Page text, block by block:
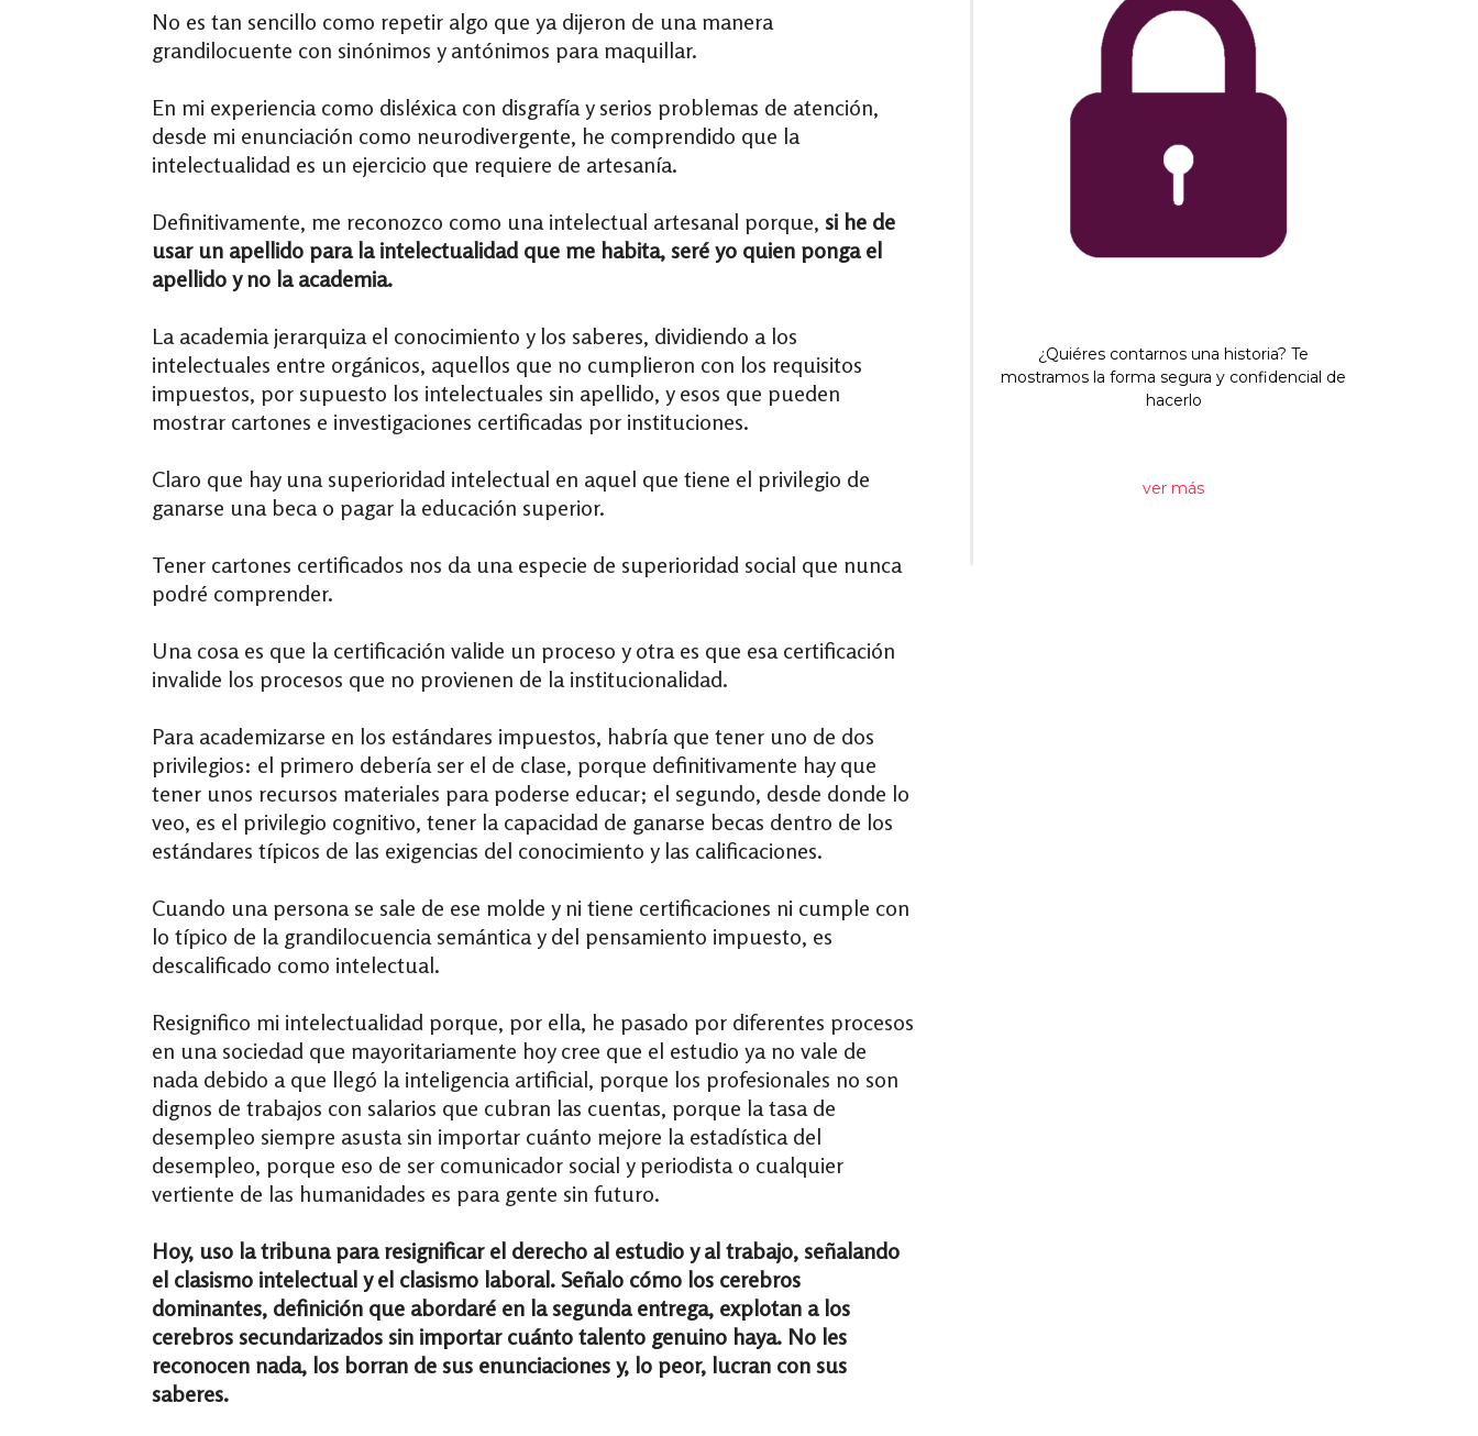
No es tan sencillo como repetir algo que ya dijeron de una manera
grandilocuente con sinónimos y antónimos para maquillar.
En mi experiencia como disléxica con disgrafía y serios problemas de atención,
desde mi enunciación como neurodivergente, he comprendido que la
intelectualidad es un ejercicio que requiere de artesanía.
Definitivamente, me reconozco como una intelectual artesanal porque, si he de
usar un apellido para la intelectualidad que me habita, seré yo quien ponga el
apellido y no la academia.
La academia jerarquiza el conocimiento y los saberes, dividiendo a los
intelectuales entre orgánicos, aquellos que no cumplieron con los requisitos
impuestos, por supuesto los intelectuales sin apellido, y esos que pueden
mostrar cartones e investigaciones certificadas por instituciones.
Claro que hay una superioridad intelectual en aquel que tiene el privilegio de
ganarse una beca o pagar la educación superior.
Tener cartones certificados nos da una especie de superioridad social que nunca
podré comprender.
Una cosa es que la certificación valide un proceso y otra es que esa certificación
invalide los procesos que no provienen de la institucionalidad.
Para academizarse en los estándares impuestos, habría que tener uno de dos
privilegios: el primero debería ser el de clase, porque definitivamente hay que
tener unos recursos materiales para poderse educar; el segundo, desde donde lo
veo, es el privilegio cognitivo, tener la capacidad de ganarse becas dentro de los
estándares típicos de las exigencias del conocimiento y las calificaciones.
Cuando una persona se sale de ese molde y ni tiene certificaciones ni cumple con
lo típico de la grandilocuencia semántica y del pensamiento impuesto, es
descalificado como intelectual.
Resignifico mi intelectualidad porque, por ella, he pasado por diferentes procesos
en una sociedad que mayoritariamente hoy cree que el estudio ya no vale de
nada debido a que llegó la inteligencia artificial, porque los profesionales no son
dignos de trabajos con salarios que cubran las cuentas, porque la tasa de
desempleo siempre asusta sin importar cuánto mejore la estadística del
desempleo, porque eso de ser comunicador social y periodista o cualquier
vertiente de las humanidades es para gente sin futuro.
Hoy, uso la tribuna para resignificar el derecho al estudio y al trabajo, señalando
el clasismo intelectual y el clasismo laboral. Señalo cómo los cerebros
dominantes, definición que abordaré en la segunda entrega, explotan a los
cerebros secundarizados sin importar cuánto talento genuino haya. No les
reconocen nada, los borran de sus enunciaciones y, lo peor, lucran con sus
saberes.
¿Quiéres contarnos una historia? Te
mostramos la forma segura y confidencial de
hacerlo
ver más